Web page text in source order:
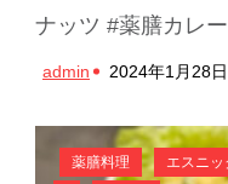
ナッツ #薬膳カレ
admin 2024年1月28日
薬膳料理 エスニッ